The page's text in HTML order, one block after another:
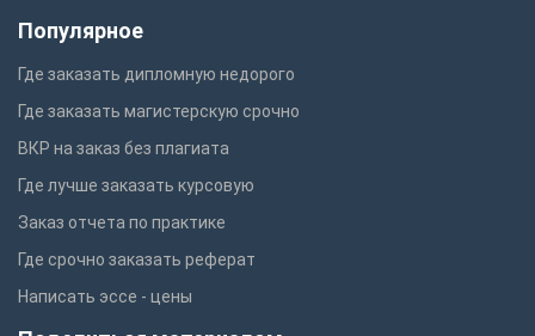
Популярное
Где заказать дипломную недорого
Где заказать магистерскую срочно
ВКР на заказ без плагиата
Где лучше заказать курсовую
Заказ отчета по практике
Где срочно заказать реферат
Написать эссе - цены